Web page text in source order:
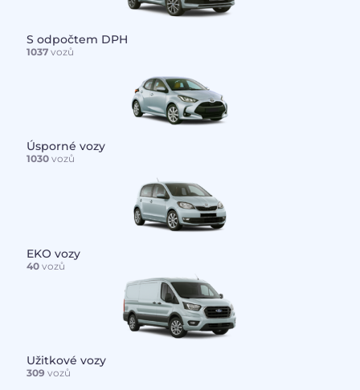
S odpočtem DPH
1037vozů
Úsporné vozy
1030vozů
EKO vozy
40vozů
Užitkové vozy
309 vozů